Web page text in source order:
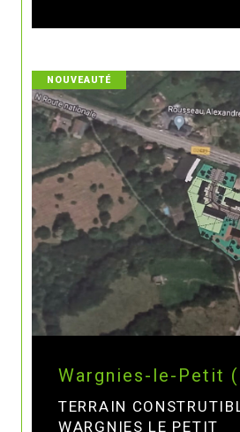
Wargnies-le-Petit
TERRAIN
WARGNIES LE PETIT
NOUVEAUTÉ